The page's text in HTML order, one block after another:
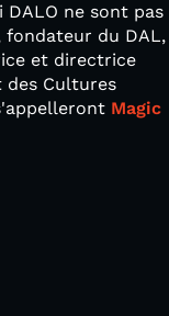
ne sont pas
fondateur du DAL,
et directrice
des Cultures
Magic